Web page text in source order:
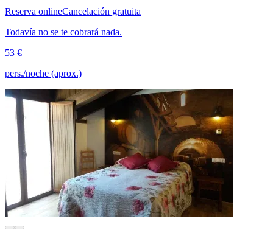
Reserva onlineCancelación gratuita
Todavía no se te cobrará nada.
53 €
pers./noche (aprox.)